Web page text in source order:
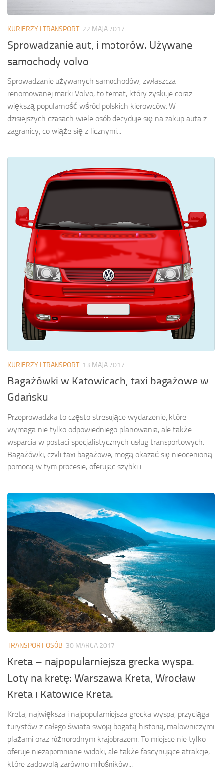
KURIERZY I TRANSPORT 22 MAJA 2017
Sprowadzanie aut, i motorów. Używane
samochody volvo
Sprowadzanie używanych samochodów, zwłaszcza
renomowanej marki Volvo, to temat, który zyskuje coraz
większą popularność wśród polskich kierowców. W
dzisiejszych czasach wiele osób decyduje się na zakup auta z
zagranicy, co wiąże się z licznymi...
KURIERZY I TRANSPORT 13 MAJA 2017
Bagażówki w Katowicach, taxi bagażowe w
Gdańsku
Przeprowadzka to często stresujące wydarzenie, które
wymaga nie tylko odpowiedniego planowania, ale także
wsparcia w postaci specjalistycznych usług transportowych.
Bagażówki, czyli taxi bagażowe, mogą okazać się nieocenioną
pomocą w tym procesie, oferując szybki i...
TRANSPORT OSÓB 30 MARCA 2017
Kreta – najpopularniejsza grecka wyspa.
Loty na kretę: Warszawa Kreta, Wrocław
Kreta i Katowice Kreta.
Kreta, największa i najpopularniejsza grecka wyspa, przyciąga
turystów z całego świata swoją bogatą historią, malowniczymi
plażami oraz różnorodnym krajobrazem. To miejsce nie tylko
oferuje niezapomniane widoki, ale także fascynujące atrakcje,
które zadowolą zarówno miłośników...